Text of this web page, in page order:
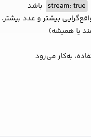
stream: true باشد
بیشتر و عدد
به‌کار می‌رود